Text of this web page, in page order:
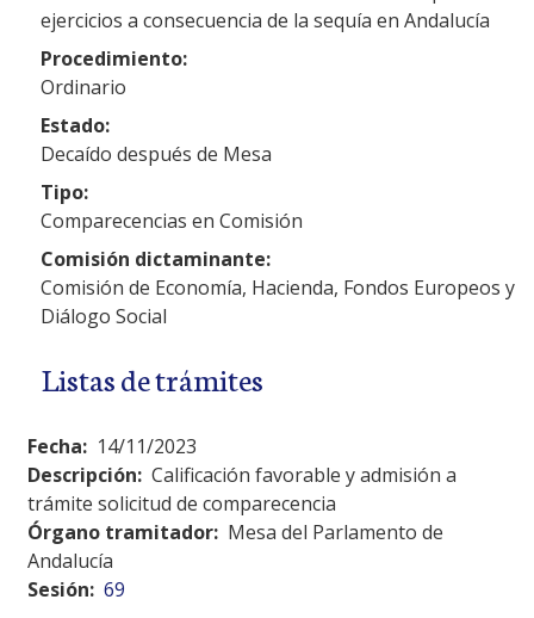
ejercicios a consecuencia de la sequía en Andalucía
Procedimiento:
Ordinario
Estado:
Decaído después de Mesa
Tipo:
Comparecencias en Comisión
Comisión dictaminante:
Comisión de Economía, Hacienda, Fondos Europeos y
Diálogo Social
Listas de trámites
Fecha: 14/11/2023
Descripción: Calificación favorable y admisión a
trámite solicitud de comparecencia
Órgano tramitador: Mesa del Parlamento de
Andalucía
Sesión: 69